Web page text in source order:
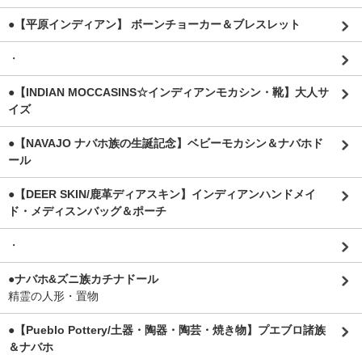
●【平原インディアン】 ボーンチョーカー＆ブレスレット
・
●【INDIAN MOCCASINS☆インディアンモカシン・靴】大人サ
イズ
●【NAVAJO ナバホ族の生誕記念】ベビーモカシン＆ナバホド
ール
●【DEER SKIN/鹿革ディアスキン】インディアンハンドメイ
ド・メディスンバッグ＆ポーチ
・
●ナバホ&ズニ族カチナドール
精霊の人形・置物
●【Pueblo Pottery/土器・陶器・陶芸・焼き物】プエブロ諸族
＆ナバホ